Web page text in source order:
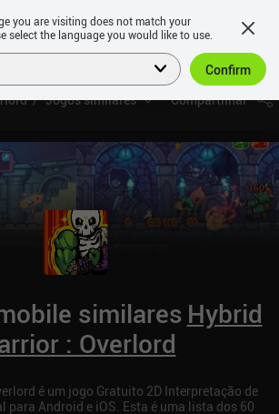
Jogos similares Compartilhar
similares Hybrid
: Overlord
é um jogo Gratuito 2D Interpretação de
para Android e iOS. Esta é uma lista dos 60
you are visiting does not match your
select the language you would like to use.
Confirm